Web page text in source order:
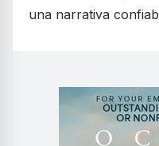
una narrativa